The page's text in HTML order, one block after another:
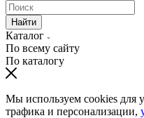
Найти
Каталог
По всему сайту
По каталогу
Мы используем cookies для
трафика и персонализации,